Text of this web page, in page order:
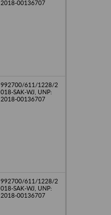
2018-00136707
992700/611/1228/2
018-SAK-WJ, UNP:
2018-00136707
992700/611/1228/2
018-SAK-WJ, UNP:
2018-00136707